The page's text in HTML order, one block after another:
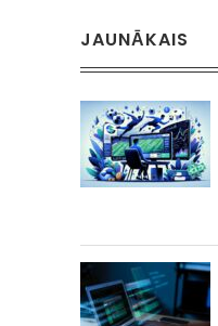
JAUNĀKAIS